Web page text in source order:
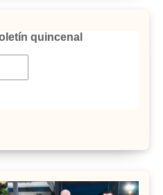
quincenal